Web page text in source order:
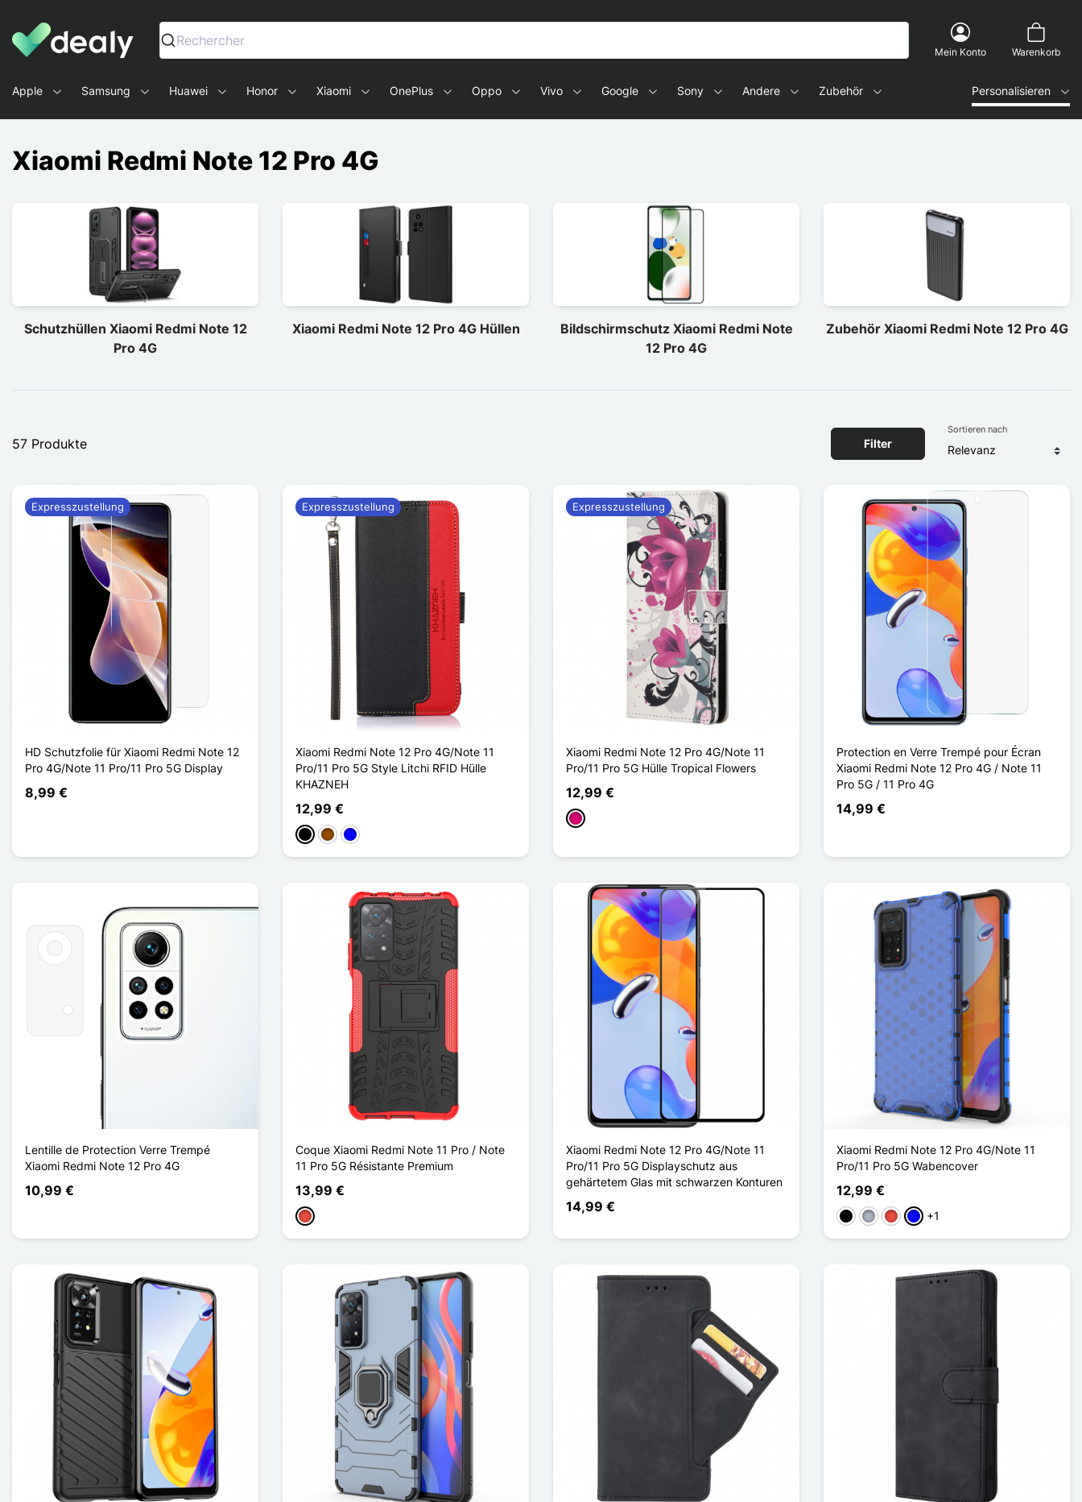
Dealy - Hüllen und Zubehör für Smartphones und Tablets
Rechercher
Mein Konto Warenkorb
Apple Samsung Huawei Honor Xiaomi OnePlus Oppo Vivo Google Sony Andere Zubehör Personalisieren
Xiaomi Redmi Note 12 Pro 4G
Schutzhüllen Xiaomi Redmi Note 12
Pro 4G
Xiaomi Redmi Note 12 Pro 4G Hüllen
Bildschirmschutz Xiaomi Redmi Note
12 Pro 4G
Zubehör Xiaomi Redmi Note 12 Pro 4G
57 Produkte Filter
Sortieren nach
HD Schutzfolie für Xiaomi Redmi Note 12
Pro 4G/Note 11 Pro/11 Pro 5G Display
8,99 €
Expresszustellung
Xiaomi Redmi Note 12 Pro 4G/Note 11
Pro/11 Pro 5G Style Litchi RFID Hülle
KHAZNEH
12,99 €
Schwarz
BraunBlau
Expresszustellung
Xiaomi Redmi Note 12 Pro 4G/Note 11
Pro/11 Pro 5G Hülle Tropical Flowers
12,99 €
Magenta
Expresszustellung
Protection en Verre Trempé pour Écran
Xiaomi Redmi Note 12 Pro 4G / Note 11
Pro 5G / 11 Pro 4G
14,99 €
Lentille de Protection Verre Trempé
Xiaomi Redmi Note 12 Pro 4G
10,99 €
Coque Xiaomi Redmi Note 11 Pro / Note
11 Pro 5G Résistante Premium
13,99 €
Rot
Xiaomi Redmi Note 12 Pro 4G/Note 11
Pro/11 Pro 5G Displayschutz aus
gehärtetem Glas mit schwarzen Konturen
14,99 €
Xiaomi Redmi Note 12 Pro 4G/Note 11
Pro/11 Pro 5G Wabencover
12,99 €
Schwarz
GrauRot Blau+1